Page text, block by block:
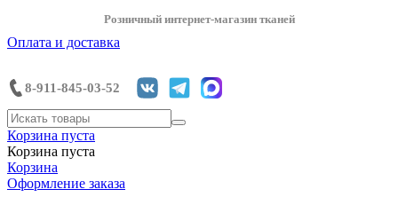
Розничный интернет-магазин тканей
Оплата и доставка
8-911-845-03-52
Корзина пуста
Корзина пуста
Корзина
Оформление заказа